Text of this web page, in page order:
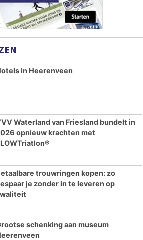
in Heerenveen
Waterland van Friesland bundelt in
opnieuw krachten met
trouwringen kopen: zo
je zonder in te leveren op
schenking aan museum